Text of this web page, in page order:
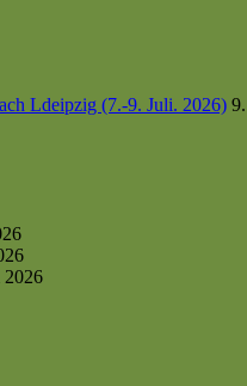
Ldeipzig (7.-9. Juli. 2026)
2026